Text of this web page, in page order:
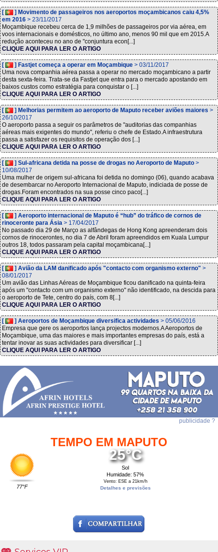
[
] Movimento de passageiros nos aeroportos moçambicanos caiu 4,5%
em 2016 > 23/11/2017
Moçambique recebeu cerca de 1,9 milhões de passageiros por via aérea, em
voos internacionais e domésticos, no último ano, menos 90 mil que em 2015.A
redução aconteceu no ano de "conjuntura econ[...]
CLIQUE AQUI PARA LER O ARTIGO
[ ] Fastjet começa a operar em Moçambique > 03/11/2017
Uma nova companhia aérea passa a operar no mercado moçambicano a partir
desta sexta-feira. Trata-se da Fastjet que entra para o mercado apostando em
baixos custos como estratégia para conquistar o [...]
CLIQUE AQUI PARA LER O ARTIGO
[ ] Melhorias permitem ao aeroporto de Maputo receber aviões maiores >
26/10/2017
O aeroporto passa a seguir os parâmetros de "auditorias das companhias
aéreas mais exigentes do mundo", referiu o chefe de Estado.A infraestrutura
passa a satisfazer os requisitos de operação dos [...]
CLIQUE AQUI PARA LER O ARTIGO
[ ] Sul-africana detida na posse de drogas no Aeroporto de Maputo >
10/08/2017
Uma mulher de origem sul-africana foi detida no domingo (06), quando acabava
de desembarcar no Aeroporto Internacional de Maputo, indiciada de posse de
drogas.Foram encontrados na sua posse cinco paco[...]
CLIQUE AQUI PARA LER O ARTIGO
[
] Aeroporto internacional de Maputo é “hub” do tráfico de cornos de
rinoceronte para Ásia > 17/04/2017
No passado dia 29 de Março as alfândegas de Hong Kong apreenderam dois
cornos de rinocerontes, no dia 7 de Abril foram apreendidos em Kuala Lumpur
outros 18, todos passaram pela capital moçambicana[...]
CLIQUE AQUI PARA LER O ARTIGO
[ ] Avião da LAM danificado após "contacto com organismo externo" >
08/01/2017
Um avião das Linhas Aéreas de Moçambique ficou danificado na quinta-feira
após um "contacto com um organismo externo" não identificado, na descida para
o aeroporto de Tete, centro do país, com 8[...]
CLIQUE AQUI PARA LER O ARTIGO
[ ] Aeroportos de Moçambique diversifica actividades > 05/06/2016
Empresa que gere os aeroportos lança projectos modernos.A Aeroportos de
Moçambique, uma das maiores e mais importantes empresas do país, está a
tentar inovar as suas actividades para diversificar [...]
CLIQUE AQUI PARA LER O ARTIGO
publicidade ?
TEMPO EM MAPUTO
77°F
25°C
Sol
Humidade: 57%
Vento: ESE a 21km/h
Detalhes e previsões